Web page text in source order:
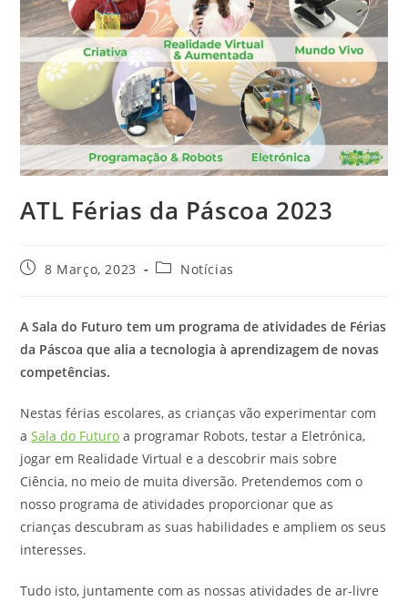
ATL Férias da Páscoa 2023
8 Março, 2023 Notícias
A Sala do Futuro tem um programa de atividades de Férias
da Páscoa que alia a tecnologia à aprendizagem de novas
competências.
Nestas férias escolares, as crianças vão experimentar com
aSala do Futuro a programar Robots, testar a Eletrónica,
jogar em Realidade Virtual e a descobrir mais sobre
Ciência, no meio de muita diversão. Pretendemos com o
nosso programa de atividades proporcionar que as
crianças descubram as suas habilidades e ampliem os seus
interesses.
Tudo isto, juntamente com as nossas atividades de ar-livre